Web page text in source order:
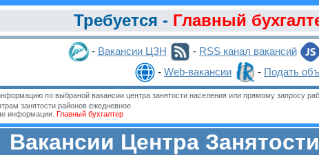
Требуется - Главный
- Вакансии ЦЗН - RSS канал вакансий
- Web-вакансии - Подать
по выбраной вакансии центра занятости населения или прямому запросу
занятости районов ежедневное
информации. Главный бухгалтер
Вакансии Центра Занятости